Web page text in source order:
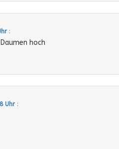
:
hoch
Uhr :